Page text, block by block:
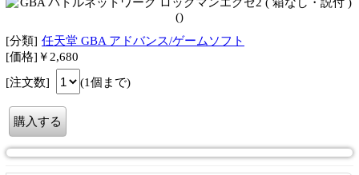
[分類] 任天堂 GBA アドバンス/ゲームソフト
[価格]￥2,680
[注文数]
(1個まで)